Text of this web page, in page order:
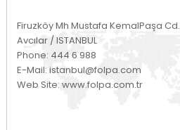
Firuzköy Mh Mustafa KemalPaşa
Avcılar / ISTANBUL
Phone: 444 6 988
E-Mail: istanbul@folpa.com
Web Site: www.folpa.com.tr